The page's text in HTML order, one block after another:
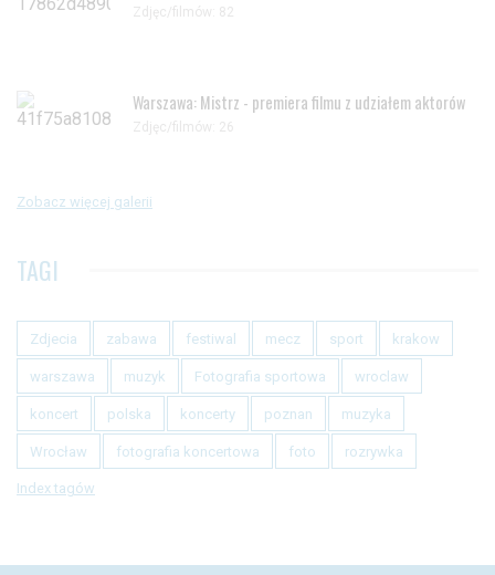
Zdjęc/filmów: 82
Warszawa: Mistrz - premiera filmu z udziałem aktorów
Zdjęc/filmów: 26
Zobacz więcej galerii
TAGI
Zdjecia zabawa festiwal mecz sport krakow
warszawa muzyk Fotografia sportowa wroclaw
koncert polska koncerty poznan muzyka
Wrocław fotografia koncertowa foto rozrywka
Index tagów